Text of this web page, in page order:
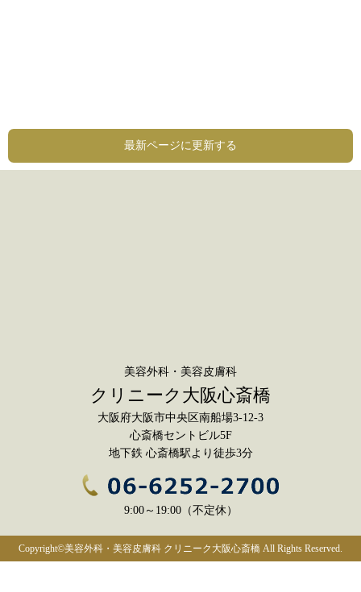
最新ページに更新する
美容外科 ・ 美容皮膚科
クリニーク大阪心斎橋
大阪府大阪市中央区南船場3-12-3
心斎橋セントビル5F
地下鉄 心斎橋駅より徒歩3分
9:00～19:00（不定休）
Copyright©美容外科・美容皮膚科 クリニーク大阪心斎橋 All Rights Reserved.